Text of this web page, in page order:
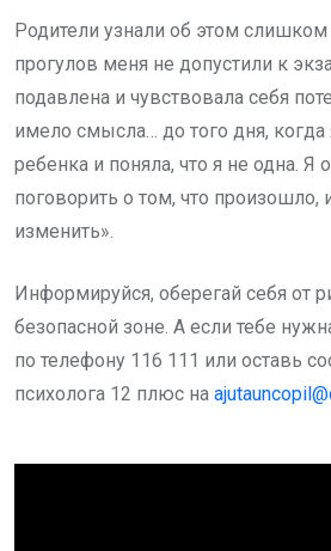
Родители узнали об этом
прогулов меня не допустили к
подавлена и чувствовала себя
имело смысла… до того дня, когда
ребенка и поняла, что я не одна. Я
поговорить о том, что произошло,
изменить».
Информируйся, оберегай себя от
безопасной зоне. А если тебе
по телефону 116 111 или оставь
психолога 12 плюс на